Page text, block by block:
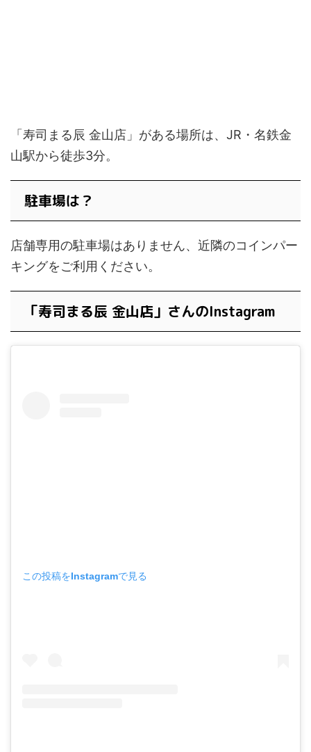
「寿司まる辰 金山店」がある場所は、JR・名鉄金
山駅から徒歩3分。
駐車場は？
店舗専用の駐車場はありません、近隣のコインパー
キングをご利用ください。
「寿司まる辰 金山店」さんのInstagram
この投稿をInstagramで見る